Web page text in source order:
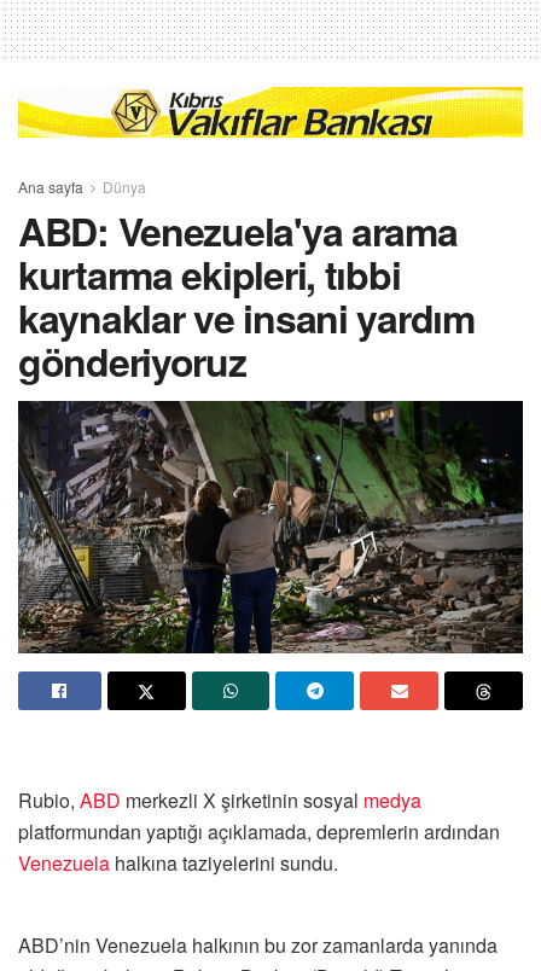
Ana sayfa Dünya
ABD: Venezuela'ya arama
kurtarma ekipleri, tıbbi
kaynaklar ve insani yardım
gönderiyoruz
Rubio, ABD merkezli X şirketinin sosyal medya
platformundan yaptığı açıklamada, depremlerin ardından
Venezuela halkına taziyelerini sundu.
ABD’nin Venezuela halkının bu zor zamanlarda yanında